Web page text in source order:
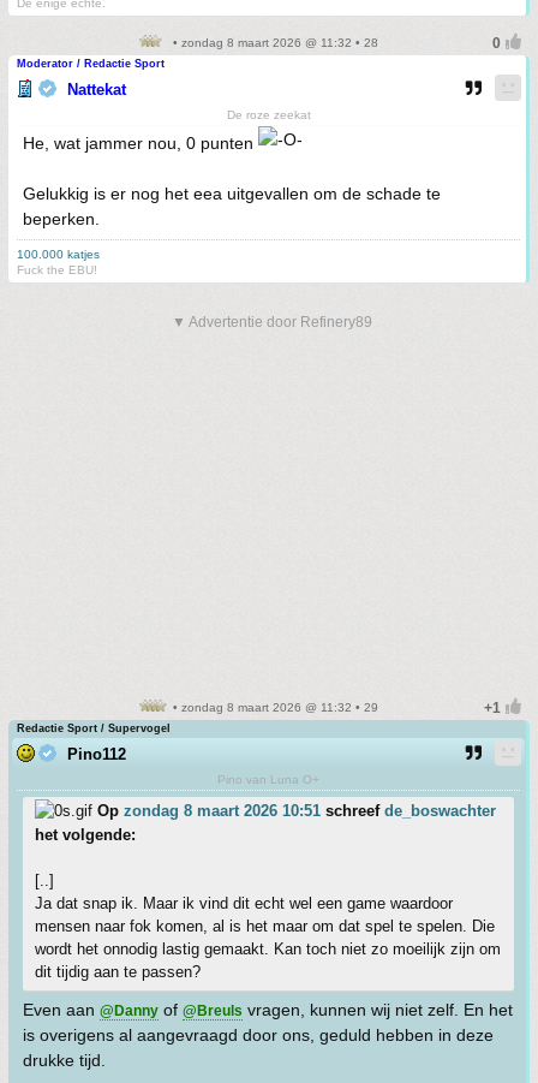
De enige echte.
• zondag 8 maart 2026 @ 11:32 • 28
Moderator / Redactie Sport
Nattekat
De roze zeekat
He, wat jammer nou, 0 punten
Gelukkig is er nog het eea uitgevallen om de schade te
beperken.
100.000 katjes
Fuck the EBU!
▼ Advertentie door Refinery89
• zondag 8 maart 2026 @ 11:32 • 29
Redactie Sport / Supervogel
Pino112
Pino van Luna O+
Op zondag 8 maart 2026 10:51 schreef de_boswachter
het volgende:
[..]
Ja dat snap ik. Maar ik vind dit echt wel een game waardoor
mensen naar fok komen, al is het maar om dat spel te spelen. Die
wordt het onnodig lastig gemaakt. Kan toch niet zo moeilijk zijn om
dit tijdig aan te passen?
Even aan @Danny of @Breuls vragen, kunnen wij niet zelf. En het
is overigens al aangevraagd door ons, geduld hebben in deze
drukke tijd.